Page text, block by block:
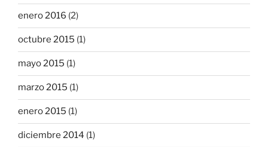
enero 2016 (2)
octubre 2015 (1)
mayo 2015 (1)
marzo 2015 (1)
enero 2015 (1)
diciembre 2014 (1)